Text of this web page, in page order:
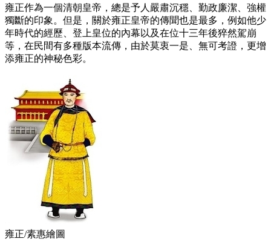
雍正作為一個清朝皇帝，總是予人嚴肅沉穩、勤政廉潔、強權
獨斷的印象。但是，關於雍正皇帝的傳聞也是最多，例如他少
年時代的經歷、登上皇位的內幕以及在位十三年後猝然駕崩
等，在民間有多種版本流傳，由於莫衷一是、無可考證，更增
添雍正的神秘色彩。
雍正/素惠繪圖